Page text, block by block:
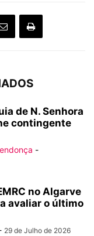
de N. Senhora
contingente
-
no Algarve
avaliar o último
29 de Julho de 2026